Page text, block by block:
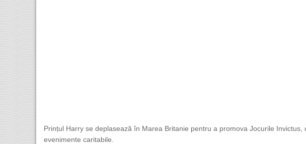
Prințul Harry se deplasează în Marea Britanie pentru a promova Jocurile
evenimente caritabile.